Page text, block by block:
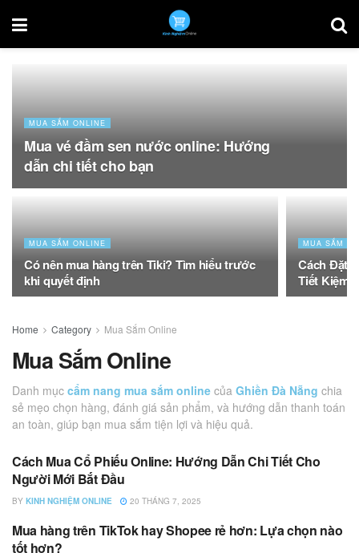
MUA SẮM ONLINE
Mua vé đầm sen nước online: Hướng
dẫn chi tiết cho bạn
MUA SẮM ONLINE
Có nên mua hàng trên Tiki? Tìm hiểu trước
khi quyết định
MUA SẮM
Cách Đặt
Tiết Kiệm
Home Category Mua Sắm Online
Mua Sắm Online
Danh mục cẩm nang mua sắm online của Ghiền Đà Nẵng chia
sẻ mẹo chọn hàng, đánh giá sản phẩm, và hướng dẫn thanh toán
an toàn, giúp bạn mua sắm tiện lợi và hiệu quả.
MUA SẮM ONLINE
Cách Mua Cổ Phiếu Online: Hướng Dẫn Chi Tiết Cho
Người Mới Bắt Đầu
BY KINH NGHIỆM ONLINE 20 THÁNG 7, 2025
MUA SẮM ONLINE
Mua hàng trên TikTok hay Shopee rẻ hơn: Lựa chọn nào
tốt hơn?